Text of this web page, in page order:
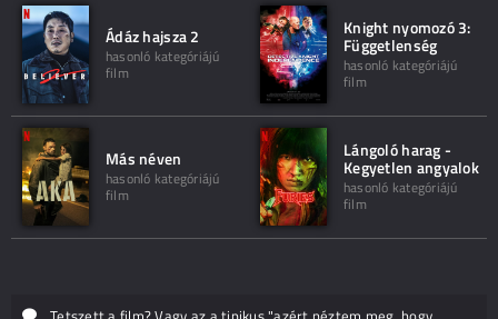
Ádáz hajsza 2
hasonló kategóriájú
film
Knight nyomozó 3:
Függetlenség
hasonló kategóriájú
film
Más néven
hasonló kategóriájú
film
Lángoló harag -
Kegyetlen angyalok
hasonló kategóriájú
film